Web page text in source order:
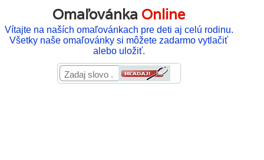
Omaľovánka Online
Vítajte na naších omaľovánkach pre deti aj celú rodinu.
Všetky naše omaľovánky si môžete zadarmo vytlačiť
alebo uložiť.